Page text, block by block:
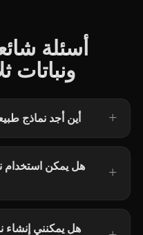
أسئلة
ونباتات
أين أجد نماذج
هل يمكن استخدام
هل يمكنني إنشاء